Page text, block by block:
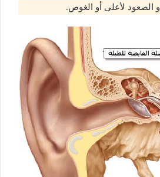
الصعود لأعلى أو الغوص.